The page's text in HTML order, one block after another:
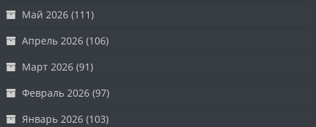
Май 2026 (111)
Апрель 2026 (106)
Март 2026 (91)
Февраль 2026 (97)
Январь 2026 (103)